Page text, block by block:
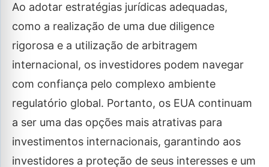
Ao adotar estratégias jurídicas adequadas,
como a realização de uma due diligence
rigorosa e a utilização de arbitragem
internacional, os investidores podem navegar
com confiança pelo complexo ambiente
regulatório global. Portanto, os EUA continuam
a ser uma das opções mais atrativas para
investimentos internacionais, garantindo aos
investidores a proteção de seus interesses e um